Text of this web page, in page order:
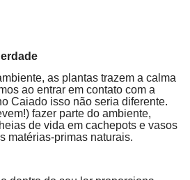
as plantas trazem a calma
ao entrar em contato com a
Caiado isso não seria diferente.
fazer parte do ambiente,
de vida em cachepots e vasos
matérias-primas naturais.